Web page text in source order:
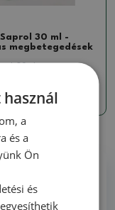
30 ml -
megbetegedések
a
és a
Ön
és